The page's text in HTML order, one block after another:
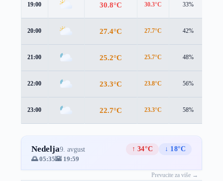
19:00 30.8°C 30.3°C 33%
20:00 27.4°C 27.7°C 42%
21:00 25.2°C 25.7°C 48%
22:00 23.3°C 23.8°C 56%
23:00 22.7°C 23.3°C 58%
Nedelja9. avgust ↑ 34°C
↓ 18°C
🌅 05:35🌇 19:59
Prevucite za više →